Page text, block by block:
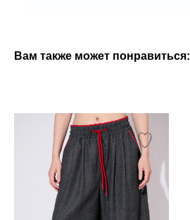
Вам также может понравиться: